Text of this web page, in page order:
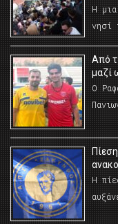
Η
νησί
Από
μαζί
Ο
Η